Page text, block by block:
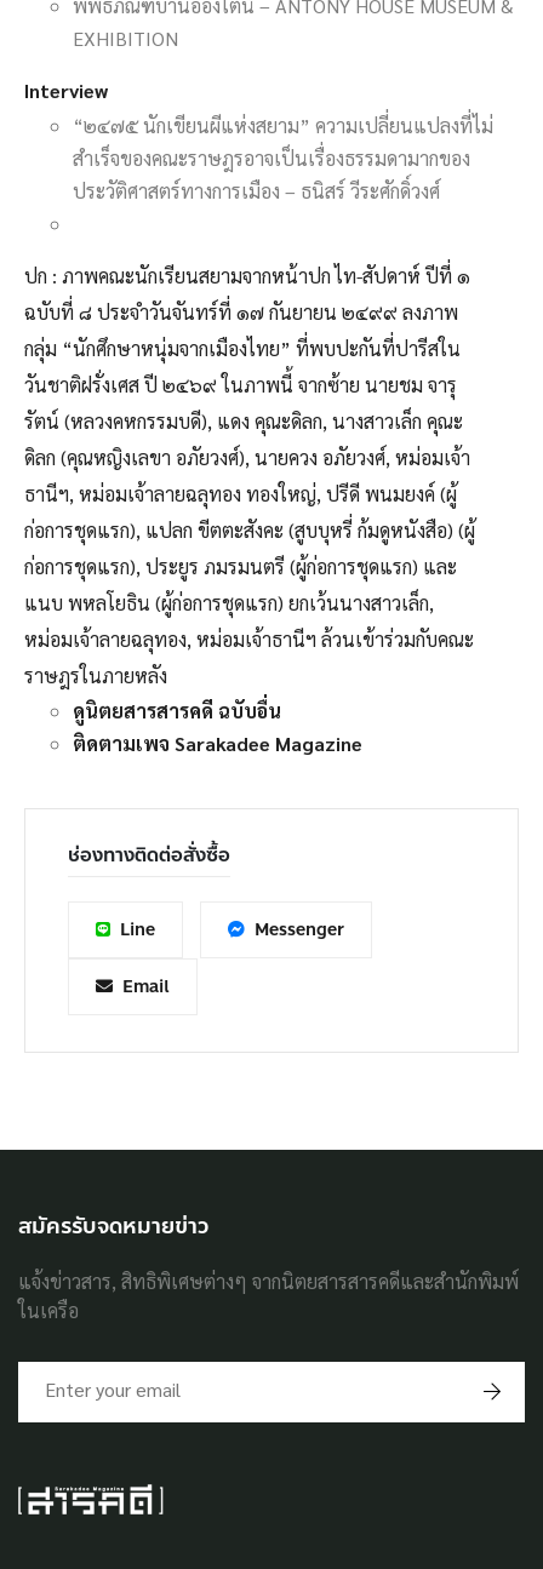
EXHIBITION
Interview
“๒๔๗๕ นักเขียนผีแห่งสยาม” ความเปลี่ยนแปลงที่ไม่
สำเร็จของคณะราษฎรอาจเป็นเรื่องธรรมดามากของ
ประวัติศาสตร์ทางการเมือง – ธนิสร์ วีระศักดิ์วงศ์
ปก : ภาพคณะนักเรียนสยามจากหน้าปก ไท-สัปดาห์ ปีที่ ๑
ฉบับที่ ๘ ประจำวันจันทร์ที่ ๑๗ กันยายน ๒๔๙๙ ลงภาพ
กลุ่ม “นักศึกษาหนุ่มจากเมืองไทย” ที่พบปะกันที่ปารีสใน
วันชาติฝรั่งเศส ปี ๒๔๖๙ ในภาพนี้ จากซ้าย นายชม จารุ
รัตน์ (หลวงคหกรรมบดี), แดง คุณะดิลก, นางสาวเล็ก คุณะ
ดิลก (คุณหญิงเลขา อภัยวงศ์), นายควง อภัยวงศ์, หม่อมเจ้า
ธานีฯ, หม่อมเจ้าลายฉลุทอง ทองใหญ่, ปรีดี พนมยงค์ (ผู้
ก่อการชุดแรก), แปลก ขีตตะสังคะ (สูบบุหรี่ ก้มดูหนังสือ) (ผู้
ก่อการชุดแรก), ประยูร ภมรมนตรี (ผู้ก่อการชุดแรก) และ
แนบ พหลโยธิน (ผู้ก่อการชุดแรก) ยกเว้นนางสาวเล็ก,
หม่อมเจ้าลายฉลุทอง, หม่อมเจ้าธานีฯ ล้วนเข้าร่วมกับคณะ
ราษฎรในภายหลัง
ดูนิตยสารสารคดี ฉบับอื่น
ติดตามเพจ Sarakadee Magazine
ช่องทางติดต่อสั่งซื้อ
Line Messenger
Email
สมัครรับจดหมายข่าว
แจ้งข่าวสาร, สิทธิพิเศษต่างๆ จากนิตยสารสารคดีและสำนักพิมพ์
ในเครือ